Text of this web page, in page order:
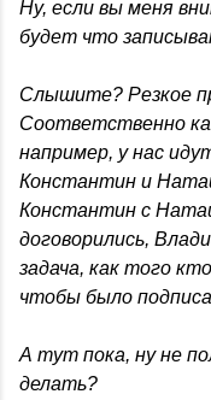
Ну, если вы меня
будет что
Слышите? Резкое
Соответственно
например, у нас
Константин и
Константин с
договорились,
задача, как того
чтобы было
А тут пока, ну не
делать?